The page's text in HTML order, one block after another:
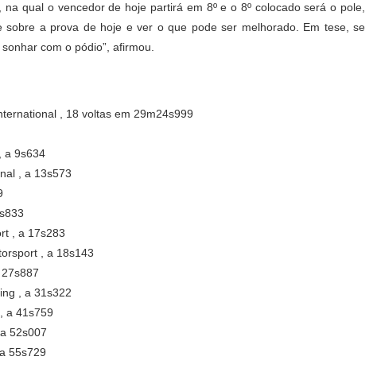
qual o vencedor de hoje partirá em 8º e o 8º colocado será o pole,
sobre a prova de hoje e ver o que pode ser melhorado. Em tese, se
com o pódio”, afirmou.
, 18 voltas em 29m24s999
a 9s634
, a 13s573
, a 17s283
, a 18s143
, a 31s322
a 41s759
52s007
55s729